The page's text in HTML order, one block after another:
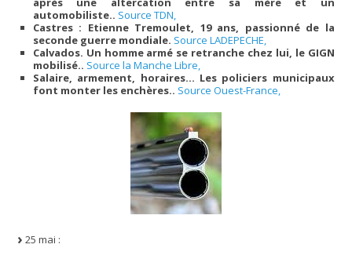
automobiliste.. Source TDN,
Castres : Etienne Tremoulet, 19 ans, passionné de la
seconde guerre mondiale. Source LADEPECHE,
Calvados. Un homme armé se retranche chez lui, le GIGN
mobilisé.. Source la Manche Libre,
Salaire, armement, horaires… Les policiers municipaux
font monter les enchères.. Source Ouest-France,
25 mai :